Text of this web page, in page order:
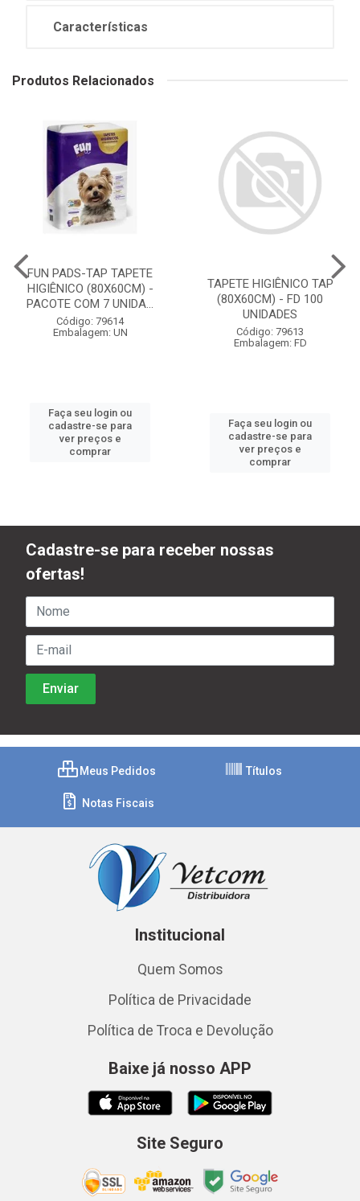
Características
Produtos Relacionados
FUN PADS-TAP TAPETE
HIGIÊNICO (80X60CM) -
PACOTE COM 7 UNIDA...
Código: 79614
Embalagem: UN
Faça seu login ou
cadastre-se para
ver preços e
comprar
TAPETE HIGIÊNICO TAP
(80X60CM) - FD 100
UNIDADES
Código: 79613
Embalagem: FD
Faça seu login ou
cadastre-se para
ver preços e
comprar
Cadastre-se para receber nossas
ofertas!
Meus Pedidos Títulos
Notas Fiscais
Institucional
Quem Somos
Política de Privacidade
Política de Troca e Devolução
Baixe já nosso APP
Site Seguro